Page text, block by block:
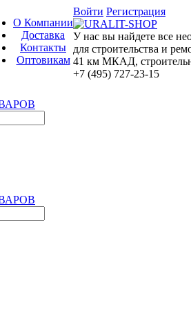
О Компании
Доставка
Контакты
Оптовикам
Войти Регистрация
У нас вы найдете все
для строительства и
41 км МКАД,
+7 (495) 727-23-15